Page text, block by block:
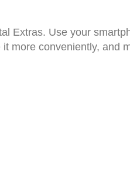
Extras. Use your
more conveniently, and